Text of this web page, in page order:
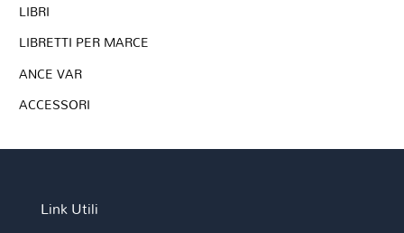
LIBRI
LIBRETTI PER MARCE
ANCE VAR
ACCESSORI
Link Utili